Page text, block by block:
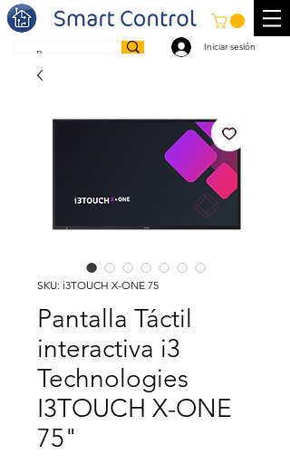
Iniciar sesión
SKU: i3TOUCH X-ONE 75
Pantalla Táctil
interactiva i3
Technologies
I3TOUCH X-ONE
75"